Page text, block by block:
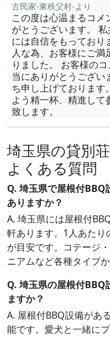
古民家-東秩父村-より
この度は心温まるコメ
がとうございます。
には自信をもっており
人な為、お客様にご
りました。 お客様の
当にありがとうござい
ち申し上げております
よう精一杯、精進し
致します。
埼玉県の貸別
よくある質問
Q. 埼玉県で屋根付BBQ
ありますか？
A. 埼玉県には屋根付
軒あります。1人あた
が目安です。コテージ
ニアムなど各種タイプか
Q. 埼玉県の屋根付BBQ
ますか？
A. 屋根付BBQ設備があ
能です。愛犬と一緒に